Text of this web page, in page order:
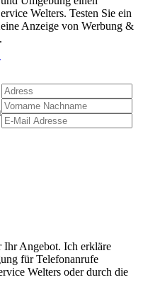
Welters. Testen Sie ein
Anzeige von Werbung &
Ihr Angebot. Ich erkläre
für Telefonanrufe
Welters oder durch die